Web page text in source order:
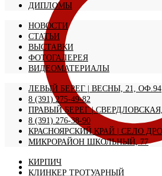
ДИПЛОМЫ
НОВОСТИ
СТАТЬИ
ВЫСТАВКИ
ФОТОГАЛЕРЕЯ
ВИДЕОМАТЕРИАЛЫ
ЛЕВЫЙ БЕРЕГ | ВЕСНЫ, 21, ОФ.94
8 (391) 275-49-82
ПРАВЫЙ БЕРЕГ | СВЕРДЛОВСКАЯ,
8 (391) 276-38-90
КРАСНОЯРСКИЙ КРАЙ | CЕЛО
МИКРОРАЙОН ШКОЛЬНЫЙ, 77
КИРПИЧ
КЛИНКЕР ТРОТУАРНЫЙ